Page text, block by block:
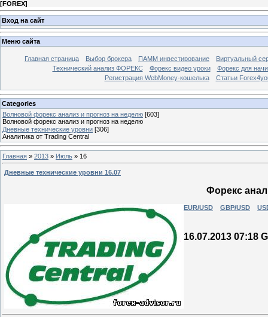
[FOREX]
Вход на сайт
Меню сайта
Главная страница Выбор брокера ПАММ инвестирование
Виртуальный
Технический анализ ФОРЕКС
Форекс видео уроки
Форекс для
Регистрация WebMoney-кошелька
Статьи
Categories
Волновой форекс анализ и прогноз на неделю [603]
Волновой форекс анализ и прогноз на неделю
Дневные технические уровни [306]
Аналитика от Trading Central
Главная » 2013 » Июль » 16
Дневные технические уровни 16.07
Форекс
EUR/USD GBP/USD
16.07.2013 07:18